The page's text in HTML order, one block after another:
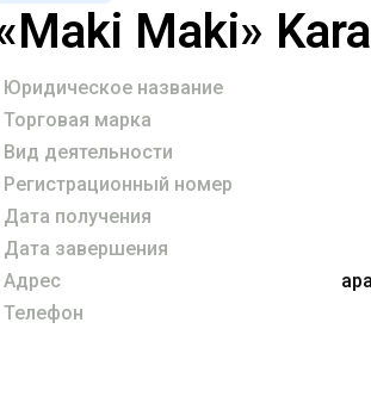
Maki»
Юридическое название
Торговая марка
Вид деятельности
Регистрационный номер
Дата получения
Дата завершения
Адрес
Телефон